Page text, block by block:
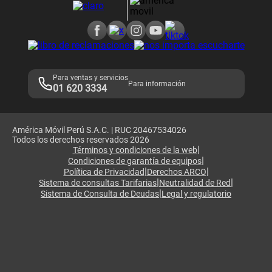
Adquirientes iPhone 6, 6S y SE
Mensaje de Seguridad
Términos y Condiciones de Tienda Claro
Libro de Reclamaciones
Para ventas y servicios
01 620 3334 Para información
América Móvil Perú S.A.C. | RUC 20467534026
Todos los derechos reservados 2026
Términos y condiciones de la web|
Condiciones de garantía de equipos|
Política de Privacidad|Derechos ARCO|
Sistema de consultas Tarifarias|Neutralidad de Red|
Sistema de Consulta de Deudas|Legal y regulatorio